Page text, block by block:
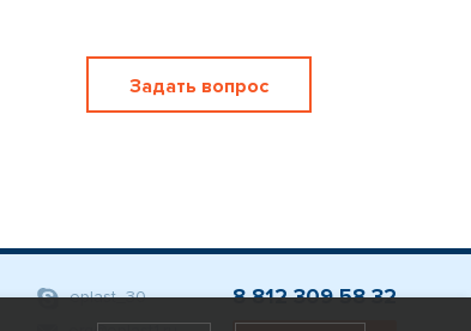
Задать вопрос
eplast_30
8 812 309 58 32